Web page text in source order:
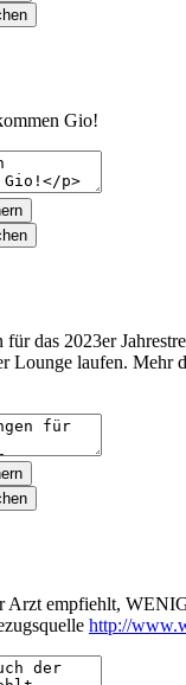
Gio!
das 2023er
Lounge laufen. Mehr
Arzt empfiehlt,
http://